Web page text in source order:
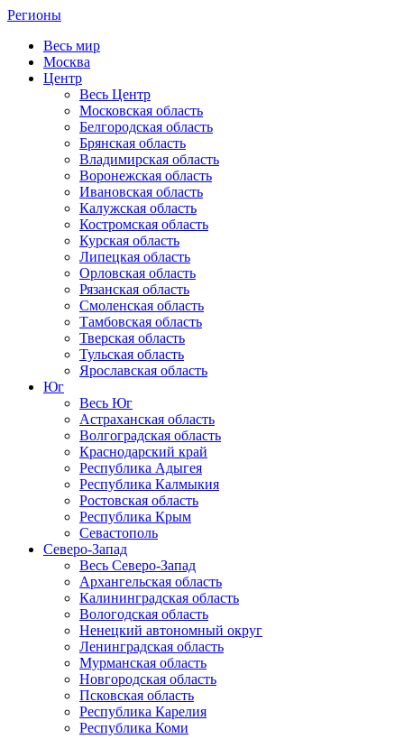
Регионы
Весь мир
Москва
Центр
Весь Центр
Московская область
Белгородская область
Брянская область
Владимирская область
Воронежская область
Ивановская область
Калужская область
Костромская область
Курская область
Липецкая область
Орловская область
Рязанская область
Смоленская область
Тамбовская область
Тверская область
Тульская область
Ярославская область
Юг
Весь Юг
Астраханская область
Волгоградская область
Краснодарский край
Республика Адыгея
Республика Калмыкия
Ростовская область
Республика Крым
Севастополь
Северо-Запад
Весь Северо-Запад
Архангельская область
Калининградская область
Вологодская область
Ненецкий автономный округ
Ленинградская область
Мурманская область
Новгородская область
Псковская область
Республика Карелия
Республика Коми